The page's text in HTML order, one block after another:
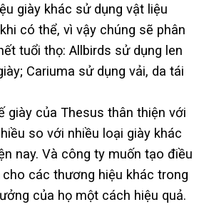
giày khác sử dụng vật liệu
có thể, vì vậy chúng sẽ phân
tuổi thọ: Allbirds sử dụng len
Cariuma sử dụng vải, da tái
giày của Thesus thân thiện với
so với nhiều loại giày khác
nay. Và công ty muốn tạo điều
cho các thương hiệu khác trong
của họ một cách hiệu quả.